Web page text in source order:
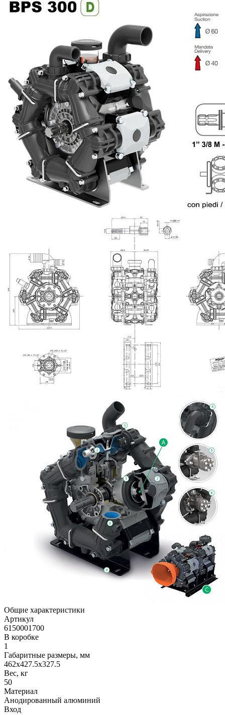
Общие характеристики
Артикул
6150001700
В коробке
1
Габаритные размеры, мм
462x427.5x327.5
Вес, кг
50
Материал
Анодированный алюминий
Вход